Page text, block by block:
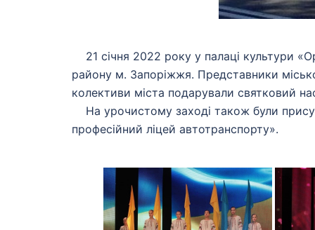
21 січня 2022 року у палаці культури
району м. Запоріжжя. Представники
колективи міста подарували святковий
На урочистому заході також були
професійний ліцей автотранспорту».